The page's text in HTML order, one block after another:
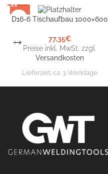
D16-6 Tischaufbau 1000×600
77,35€
Preise inkl. MwSt. zzgl.
Versandkosten
Lieferzeit: ca. 3 Werktage